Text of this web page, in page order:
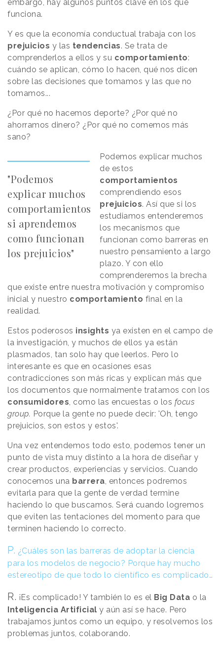
embargo, hay algunos puntos clave en los que
funciona.
Y es que la economía conductual trabaja con los
prejuicios y las tendencias. Se trata de
comprenderlos a ellos y su comportamiento:
cuándo se aplican, cómo lo hacen, qué nos dicen
sobre las decisiones que tomamos y las que no
tomamos...
¿Por qué no hacemos deporte? ¿Por qué no
ahorramos dinero? ¿Por qué no comemos más
sano?
"Podemos
explicar muchos
comportamientos
si aprendemos
como funcionan
los prejuicios"
Podemos explicar muchos
de estos
comportamientos
comprendiendo esos
prejuicios. Así que si los
estudiamos entenderemos
los mecanismos que
funcionan como barreras en
nuestro pensamiento a largo
plazo. Y con ello
comprenderemos la brecha
que existe entre nuestra motivación y compromiso
inicial y nuestro comportamiento final en la
realidad.
Estos poderosos insights ya existen en el campo de
la investigación, y muchos de ellos ya están
plasmados, tan solo hay que leerlos. Pero lo
interesante es que en ocasiones esas
contradicciones son más ricas y explican más que
los documentos que normalmente tratamos con los
consumidores, como las encuestas o los focus
group. Porque la gente no puede decir: 'Oh, tengo
prejuicios, son estos y estos'.
Una vez entendemos todo esto, podemos tener un
punto de vista muy distinto a la hora de diseñar y
crear productos, experiencias y servicios. Cuando
conocemos una barrera, entonces podremos
evitarla para que la gente de verdad termine
haciendo lo que buscamos. Será cuando logremos
que eviten las tentaciones del momento para que
terminen haciendo lo correcto.
P. ¿Cuáles son las barreras de adoptar la ciencia
para los modelos de negocio? Porque hay mucho
estereotipo de que todo lo científico es complicado…
R. ¡Es complicado! Y también lo es el Big Data o la
Inteligencia Artificial y aún así se hace. Pero
trabajamos juntos como un equipo, y resolvemos los
problemas juntos, colaborando.